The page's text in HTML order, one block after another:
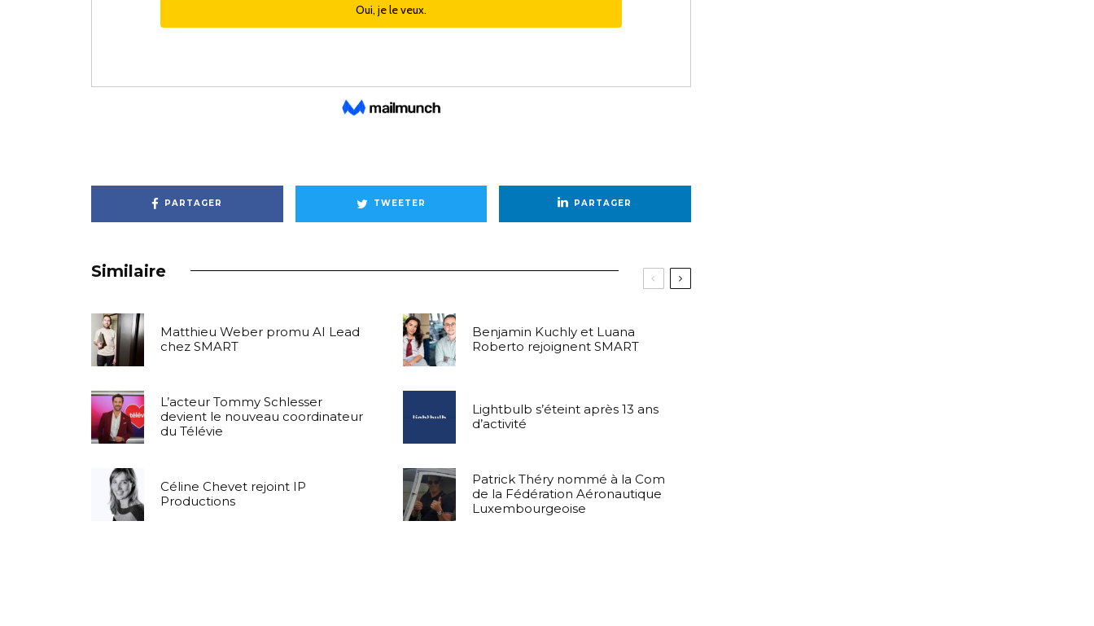
PARTAGER TWEETER PARTAGER
Similaire
Matthieu Weber promu AI Lead
chez SMART
Benjamin Kuchly et Luana
Roberto rejoignent SMART
L’acteur Tommy Schlesser
devient le nouveau coordinateur
du Télévie
Lightbulb s’éteint après 13 ans
d’activité
Céline Chevet rejoint IP
Productions
Patrick Théry nommé à la Com
de la Fédération Aéronautique
Luxembourgeoise